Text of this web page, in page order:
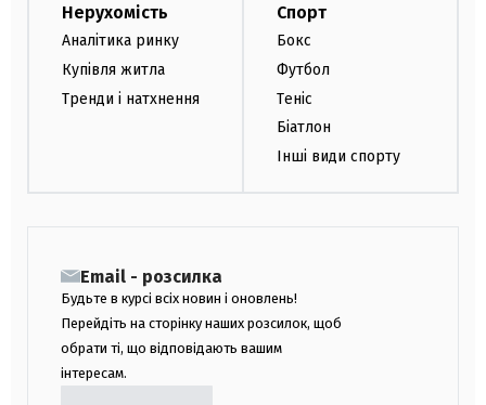
Нерухомість
Аналітика ринку
Купівля житла
Тренди і натхнення
Спорт
Бокс
Футбол
Теніс
Біатлон
Інші види спорту
Email - розсилка
Будьте в курсі всіх новин і оновлень!
Перейдіть на сторінку наших розсилок, щоб
обрати ті, що відповідають вашим
інтересам.